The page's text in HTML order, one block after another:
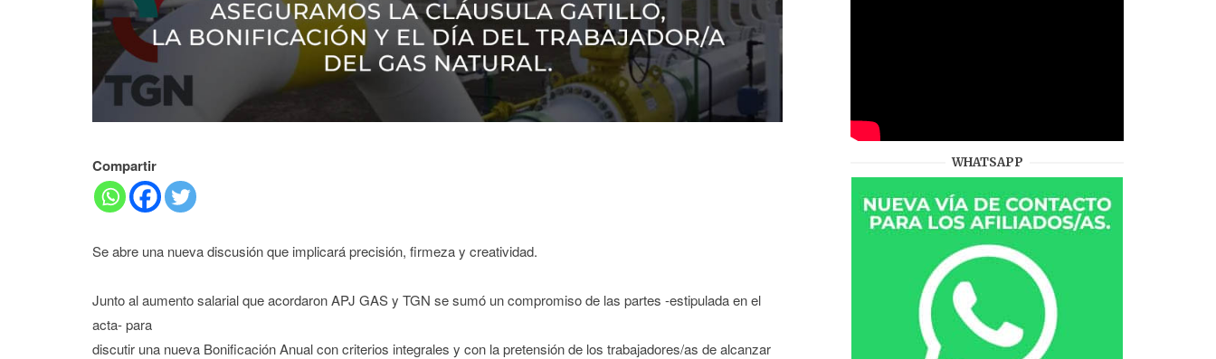
Compartir
Se abre una nueva discusión que implicará precisión, firmeza y creatividad.
Junto al aumento salarial que acordaron APJ GAS y TGN se sumó un compromiso de las partes -estipulada en el
acta- para
discutir una nueva Bonificación Anual con criterios integrales y con la pretensión de los trabajadores/as de alcanzar
WHATSAPP